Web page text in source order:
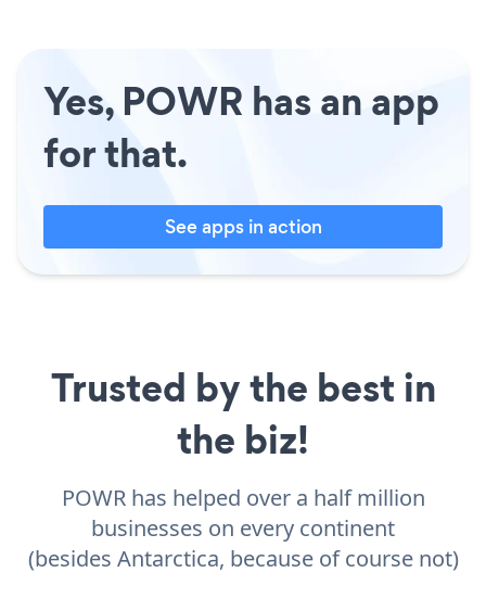
Yes, POWR has an app
for that.
See apps in action
Trusted by the best in
the biz!
POWR has helped over a half million
businesses on every continent
(besides Antarctica, because of course not)